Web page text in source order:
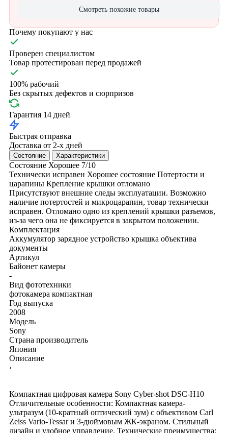
Смотреть похожие товары
Почему покупают у нас
Проверен специалистом
Товар протестирован перед продажей
100% рабочий
Без скрытых дефектов и сюрпризов
Гарантия 14 дней
Быстрая отправка
Доставка от 2-х дней
Состояние Характеристики
Состояние Хорошее 7/10
Технически исправен Хорошее состояние Потертости и
царапины Крепление крышки отломано
Присутствуют внешние следы эксплуатации. Возможно
наличие потертостей и микроцарапин, товар технически
исправен. Отломано одно из креплений крышки разъемов,
из-за чего она не фиксируется в закрытом положении.
Комплектация
Аккумулятор зарядное устройство крышка объектива
документы
Артикул
Байонет камеры
-
Вид фототехники
фотокамера компактная
Год выпуска
2008
Модель
Sony
Страна производитель
Япония
Описание
›
Компактная цифровая камера Sony Cyber-shot DSC-H10
Отличительные особенности: Компактная камера-
ультразум (10-кратный оптический зум) с объективом Carl
Zeiss Vario-Tessar и 3-дюймовым ЖК-экраном. Стильный
дизайн и удобное управление. Технические преимущества: